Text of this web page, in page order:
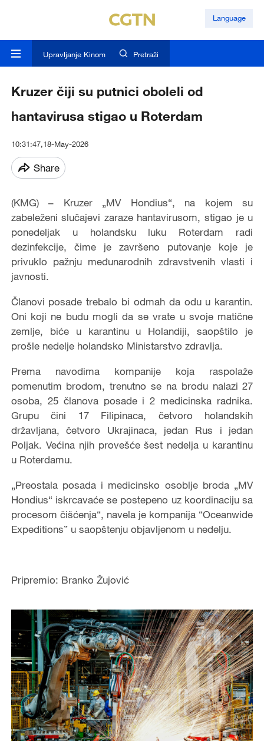
Language
Upravljanje Kinom Pretraži
Kruzer čiji su putnici oboleli od
hantavirusa stigao u Roterdam
10:31:47,18-May-2026
Share
(KMG) – Kruzer „MV Hondius“, na kojem su
zabeleženi slučajevi zaraze hantavirusom, stigao je u
ponedeljak u holandsku luku Roterdam radi
dezinfekcije, čime je završeno putovanje koje je
privuklo pažnju međunarodnih zdravstvenih vlasti i
javnosti.
Članovi posade trebalo bi odmah da odu u karantin.
Oni koji ne budu mogli da se vrate u svoje matične
zemlje, biće u karantinu u Holandiji, saopštilo je
prošle nedelje holandsko Ministarstvo zdravlja.
Prema navodima kompanije koja raspolaže
pomenutim brodom, trenutno se na brodu nalazi 27
osoba, 25 članova posade i 2 medicinska radnika.
Grupu čini 17 Filipinaca, četvoro holandskih
državljana, četvoro Ukrajinaca, jedan Rus i jedan
Poljak. Većina njih provešće šest nedelja u karantinu
u Roterdamu.
„Preostala posada i medicinsko osoblje broda „MV
Hondius“ iskrcavaće se postepeno uz koordinaciju sa
procesom čišćenja“, navela je kompanija “Oceanwide
Expeditions” u saopštenju objavljenom u nedelju.
Pripremio: Branko Žujović